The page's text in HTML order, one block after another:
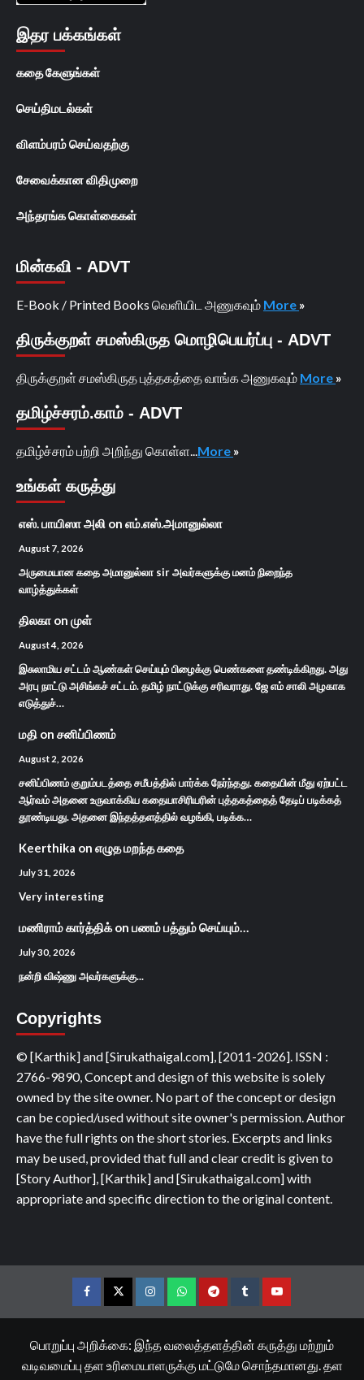
இதர பக்கங்கள்
கதை கேளுங்கள்
செய்திமடல்கள்
விளம்பரம் செய்வதற்கு
சேவைக்கான விதிமுறை
அந்தரங்க கொள்கைகள்
மின்கவி - ADVT
E-Book / Printed Books வெளியிட அணுகவும் More »
திருக்குறள் சமஸ்கிருத மொழிபெயர்ப்பு - ADVT
திருக்குறள் சமஸ்கிருத புத்தகத்தை வாங்க அணுகவும் More »
தமிழ்ச்சரம்.காம் - ADVT
தமிழ்ச்சரம் பற்றி அறிந்து கொள்ள... More »
உங்கள் கருத்து
எஸ். பாயிஸா அலி on எம்.எஸ்.அமானுல்லா
August 7, 2026
அருமையான கதை அமானுல்லா sir அவர்களுக்கு மனம் நிறைந்த
வாழ்த்துக்கள்
திலகா on முள்
August 4, 2026
இசுலாமிய சட்டம் ஆண்கள் செய்யும் பிழைக்கு பெண்களை தண்டிக்கிறது. அது
அரபு நாட்டு அசிங்கச் சட்டம். தமிழ் நாட்டுக்கு சரிவராது. ஜே எம் சாலி அழகாக
எடுத்துச்…
மதி on சனிப்பிணம்
August 2, 2026
சனிப்பிணம் குறும்படத்தை சமீபத்தில் பார்க்க நேர்ந்தது. கதையின் மீது ஏற்பட்ட
ஆர்வம் அதனை உருவாக்கிய கதையாசிரியரின் புத்தகத்தைத் தேடிப் படிக்கத்
தூண்டியது. அதனை இந்தத்தளத்தில் வழங்கி, படிக்க…
Keerthika on எழுத மறந்த கதை
July 31, 2026
Very interesting
மணிராம் கார்த்திக்on பணம் பத்தும் செய்யும்…
July 30, 2026
நன்றி விஷ்ணு அவர்களுக்கு...
Copyrights
© [Karthik] and [Sirukathaigal.com], [2011-2026]. ISSN :
2766-9890, Concept and design of this website is solely
owned by the site owner. No part of the concept or design
can be copied/used without site owner's permission. Author
have the full rights on the short stories. Excerpts and links
may be used, provided that full and clear credit is given to
[Story Author], [Karthik] and [Sirukathaigal.com] with
appropriate and specific direction to the original content.
FacebookTwitterInstagramWhatsappTelegramTumblrYouTube
பொறுப்பு அறிக்கை: இந்த வலைத்தளத்தின் கருத்து மற்றும்
வடிவமைப்பு தள உரிமையாளருக்கு மட்டுமே சொந்தமானது. தள